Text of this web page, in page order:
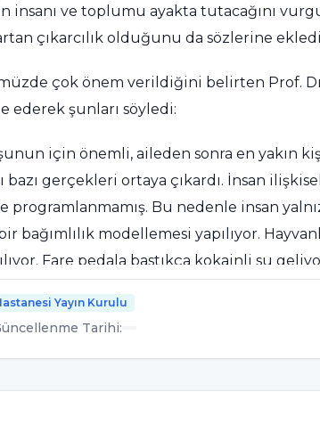
insanı ve toplumu ayakta tutacağını
çıkarcılık olduğunu da sözlerine
çok önem verildiğini belirten Prof.
ederek şunları söyledi:
için önemli, aileden sonra en yakın
bazı gerçekleri ortaya çıkardı. İnsan
programlanmamış. Bu nedenle insan
bağımlılık modellemesi yapılıyor.
Fare pedala bastıkça kokainli su
Toplumda da bunun örnekleri vardır.
bağlanma ihtiyacını karşılayamaması.
yoktur. Teselliyi ilişkide,
Yayın Kurulu
Tarihi: